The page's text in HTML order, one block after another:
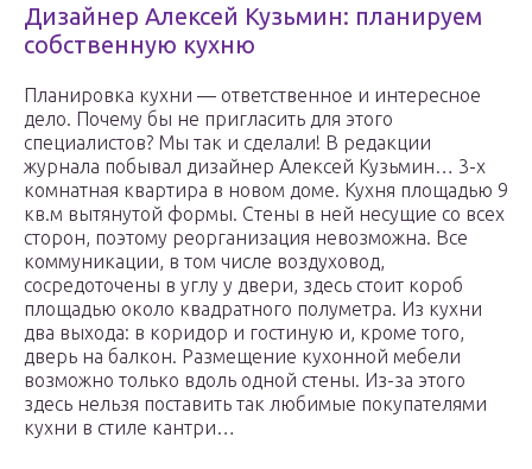
Дизайнер Алексей Кузьмин: планируем
собственную кухню
Планировка кухни — ответственное и интересное
дело. Почему бы не пригласить для этого
специалистов? Мы так и сделали! В редакции
журнала побывал дизайнер Алексей Кузьмин… 3-х
комнатная квартира в новом доме. Кухня площадью 9
кв.м вытянутой формы. Стены в ней несущие со всех
сторон, поэтому реорганизация невозможна. Все
коммуникации, в том числе воздуховод,
сосредоточены в углу у двери, здесь стоит короб
площадью около квадратного полуметра. Из кухни
два выхода: в коридор и гостиную и, кроме того,
дверь на балкон. Размещение кухонной мебели
возможно только вдоль одной стены. Из-за этого
здесь нельзя поставить так любимые покупателями
кухни в стиле кантри…